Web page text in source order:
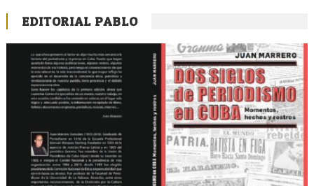
EDITORIAL PABLO